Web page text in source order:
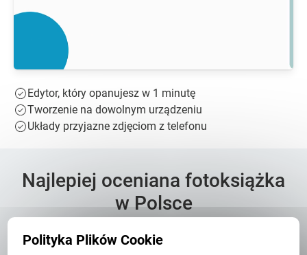
Edytor, który opanujesz w 1 minutę
Tworzenie na dowolnym urządzeniu
Układy przyjazne zdjęciom z telefonu
Najlepiej oceniana fotoksiążka
w Polsce
Polityka Plików Cookie